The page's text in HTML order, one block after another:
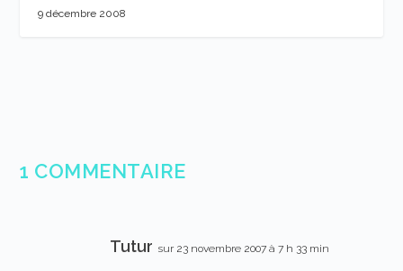
9 décembre 2008
1 COMMENTAIRE
Tutur sur 23 novembre 2007 à 7 h 33 min